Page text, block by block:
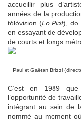
accueillir plus
années de la
télévision (Le Piaf), de
en essayant de
de courts et longs
Paul et Gaëtan Brizzi
C’est en 1989
l’opportunité de
intégrant au sein de
nommé au moment